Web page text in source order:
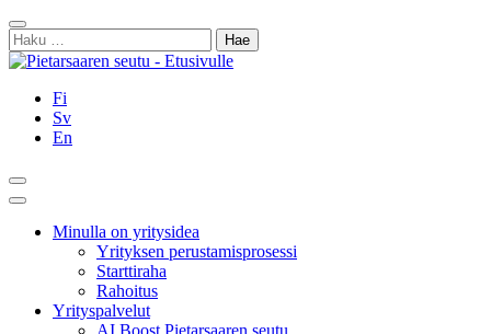
Siirry
sisältöön
Sulje
Haku:
Fi
Sv
En
Hae
Päävalikko
Minulla on yritysidea
Yrityksen perustamisprosessi
Starttiraha
Rahoitus
Yrityspalvelut
AI Boost Pietarsaaren seutu